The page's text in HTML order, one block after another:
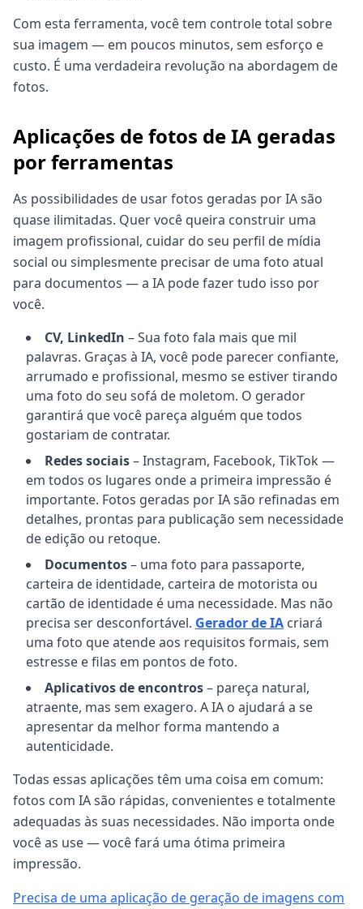
Com esta ferramenta, você tem controle total sobre
sua imagem — em poucos minutos, sem esforço e
custo. É uma verdadeira revolução na abordagem de
fotos.
Aplicações de fotos de IA geradas
por ferramentas
As possibilidades de usar fotos geradas por IA são
quase ilimitadas. Quer você queira construir uma
imagem profissional, cuidar do seu perfil de mídia
social ou simplesmente precisar de uma foto atual
para documentos — a IA pode fazer tudo isso por
você.
CV, LinkedIn – Sua foto fala mais que mil
palavras. Graças à IA, você pode parecer confiante,
arrumado e profissional, mesmo se estiver tirando
uma foto do seu sofá de moletom. O gerador
garantirá que você pareça alguém que todos
gostariam de contratar.
Redes sociais– Instagram, Facebook, TikTok —
em todos os lugares onde a primeira impressão é
importante. Fotos geradas por IA são refinadas em
detalhes, prontas para publicação sem necessidade
de edição ou retoque.
Documentos– uma foto para passaporte,
carteira de identidade, carteira de motorista ou
cartão de identidade é uma necessidade. Mas não
precisa ser desconfortável. Gerador de IA criará
uma foto que atende aos requisitos formais, sem
estresse e filas em pontos de foto.
Aplicativos de encontros– pareça natural,
atraente, mas sem exagero. A IA o ajudará a se
apresentar da melhor forma mantendo a
autenticidade.
Todas essas aplicações têm uma coisa em comum:
fotos com IA são rápidas, convenientes e totalmente
adequadas às suas necessidades. Não importa onde
você as use — você fará uma ótima primeira
impressão.
Precisa de uma aplicação de geração de imagens com